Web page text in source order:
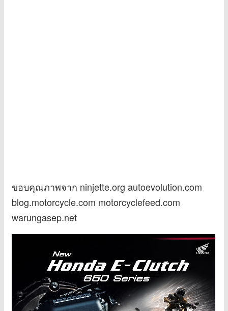
ขอบคุณภาพจาก ninjette.org autoevolution.com
blog.motorcycle.com motorcyclefeed.com
warungasep.net